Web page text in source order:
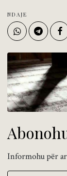
NDAJE
Informohu për